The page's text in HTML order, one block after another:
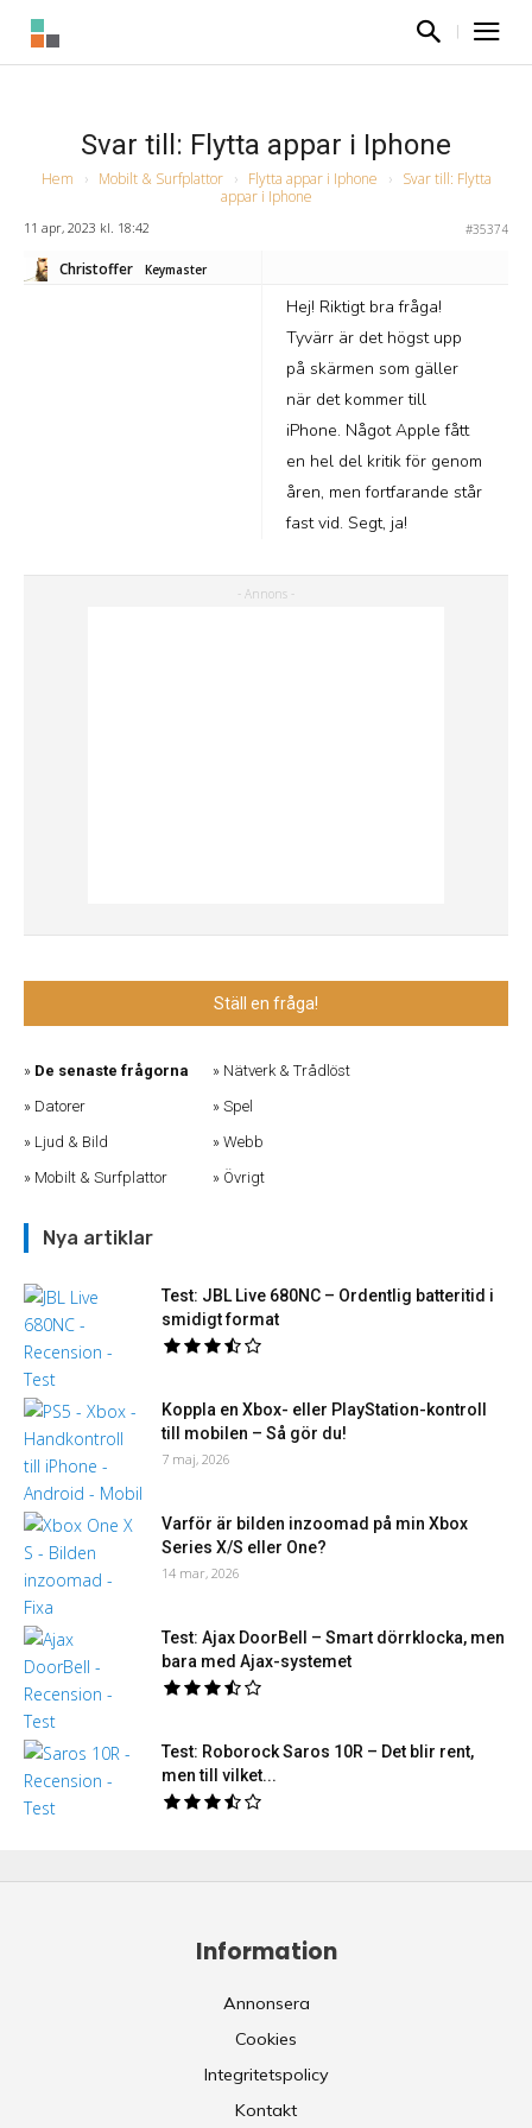
Svar till: Flytta appar i Iphone
Hem › Mobilt & Surfplattor › Flytta appar i Iphone ›
Svar till: Flytta
appar i Iphone
11 apr, 2023 kl. 18:42 #35374
Christoffer Keymaster
Hej! Riktigt bra fråga!
Tyvärr är det högst upp
på skärmen som gäller
när det kommer till
iPhone. Något Apple fått
en hel del kritik för genom
åren, men fortfarande står
fast vid. Segt, ja!
Ställ en fråga!
De senaste frågorna
Datorer
Ljud & Bild
Mobilt & Surfplattor
Nätverk & Trådlöst
Spel
Webb
Övrigt
Nya artiklar
Test: JBL Live 680NC – Ordentlig batteritid i
smidigt format
Koppla en Xbox- eller PlayStation-kontroll
till mobilen – Så gör du!
7 maj, 2026
Varför är bilden inzoomad på min Xbox
Series X/S eller One?
14 mar, 2026
Test: Ajax DoorBell – Smart dörrklocka, men
bara med Ajax-systemet
Test: Roborock Saros 10R – Det blir rent,
men till vilket...
Information
Annonsera
Cookies
Integritetspolicy
Kontakt